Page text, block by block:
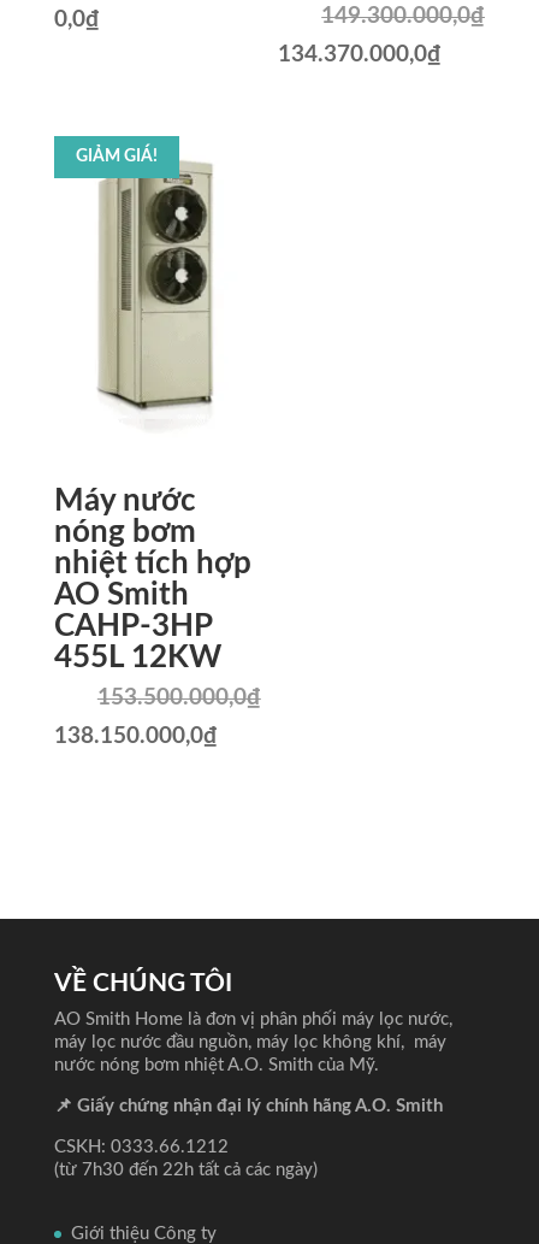
0,0₫ 149.300.000,0₫
Giá
134.370.000,0₫
GIẢM GIÁ!
Máy nước
nóng bơm
nhiệt tích hợp
AO Smith
CAHP-3HP
455L 12KW
153.500.000,0₫
Giá
138.150.000,0₫Giá
VỀ CHÚNG TÔI
AO Smith Home là đơn vị phân phối máy lọc nước,
máy lọc nước đầu nguồn, máy lọc không khí, máy
nước nóng bơm nhiệt A.O. Smith của Mỹ.
📌 Giấy chứng nhận đại lý chính hãng A.O. Smith
CSKH: 0333.66.1212
(từ 7h30 đến 22h tất cả các ngày)
Giới thiệu Công ty